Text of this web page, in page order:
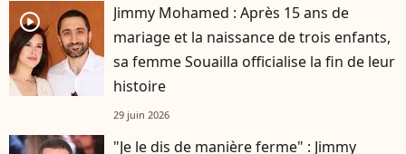
player2
Jimmy Mohamed : Après 15 ans de
mariage et la naissance de trois enfants,
sa femme Souailla officialise la fin de leur
histoire
29 juin 2026
"Je le dis de manière ferme" : Jimmy